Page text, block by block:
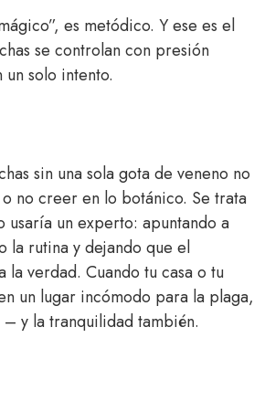
es metódico. Y ese es el
se controlan con presión
solo intento.
sin una sola gota de veneno no
no creer en lo botánico. Se trata
usaría un experto: apuntando a
la rutina y dejando que el
la verdad. Cuando tu casa o tu
un lugar incómodo para la plaga,
y la tranquilidad también.